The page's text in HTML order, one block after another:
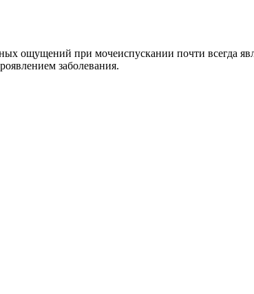
ощущений при мочеиспускании почти всегда
заболевания.